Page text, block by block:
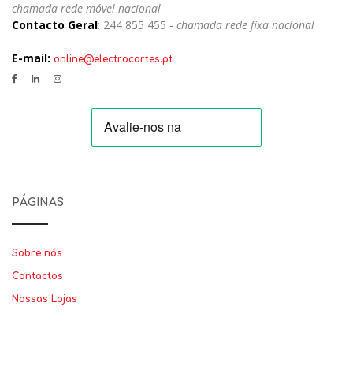
chamada rede móvel nacional
Contacto Geral: 244 855 455 - chamada rede fixa nacional
E-mail: online@electrocortes.pt
PÁGINAS
Sobre nós
Contactos
Nossas Lojas